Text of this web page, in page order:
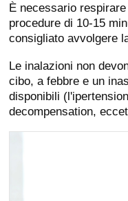
È necessario
procedure di 10-15
consigliato avvolgere
Le inalazioni non
cibo, a febbre e un
disponibili
decompensation,